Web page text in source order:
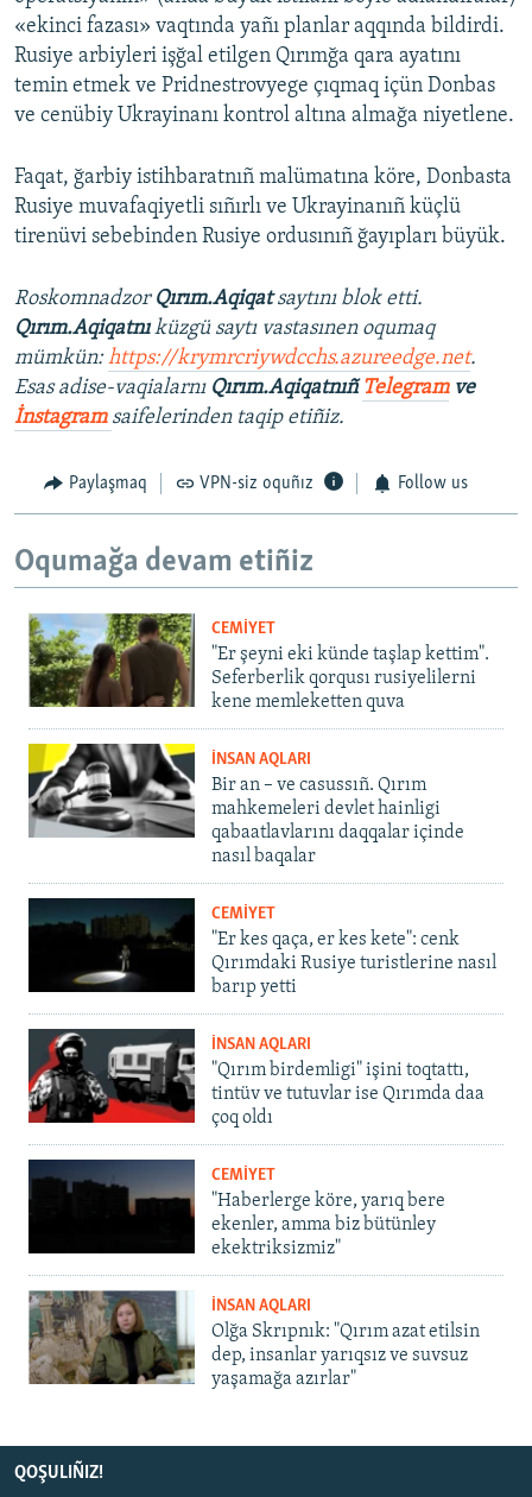
«ekinci fazası» vaqtında yañı planlar aqqında bildirdi.
Rusiye arbiyleri işğal etilgen Qırımğa qara ayatını
temin etmek ve Pridnestrovyege çıqmaq içün Donbas
ve cenübiy Ukrayinanı kontrol altına almağa niyetlene.
Faqat, ğarbiy istihbaratnıñ malümatına köre, Donbasta
Rusiye muvafaqiyetli sıñırlı ve Ukrayinanıñ küçlü
tirenüvi sebebinden Rusiye ordusınıñ ğayıpları büyük.
Roskomnadzor Qırım.Aqiqatsaytını blok etti.
Qırım.Aqiqatnıküzgü saytı vastasınen oqumaq
mümkün:https://krymrcriywdcchs.azureedge.net.
Esas adise-vaqialarnı Qırım.Aqiqatnıñ Telegramve
İnstagram saifelerinden taqip etiñiz.
Paylaşmaq VPN-siz oquñız Follow us
Oqumağa devam etiñiz
CEMİYET
"Er şeyni eki künde taşlap kettim".
Seferberlik qorqusı rusiyelilerni
kene memleketten quva
İNSAN AQLARI
Bir an – ve casussıñ. Qırım
mahkemeleri devlet hainligi
qabaatlavlarını daqqalar içinde
nasıl baqalar
CEMİYET
"Er kes qaça, er kes kete": cenk
Qırımdaki Rusiye turistlerine nasıl
barıp yetti
İNSAN AQLARI
"Qırım birdemligi" işini toqtattı,
tintüv ve tutuvlar ise Qırımda daa
çoq oldı
CEMİYET
"Haberlerge köre, yarıq bere
ekenler, amma biz bütünley
ekektriksizmiz"
İNSAN AQLARI
Olğa Skrıpnık: "Qırım azat etilsin
dep, insanlar yarıqsız ve suvsuz
yaşamağa azırlar"
QOŞULIÑIZ!